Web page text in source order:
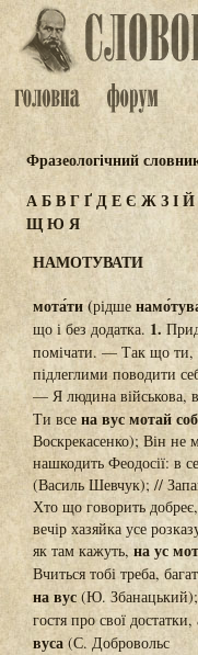
Фразеологічний
АБВГҐДЕЄ ЖЗІЙ
ЩЮ Я
НАМОТУВАТИ
мота́ти (рідше
що і без додатка. 1.
помічати. — Так що ти,
підлеглими поводити
— Я людина військова,
Ти все на вус мотай
Воскрекасенко); Він не
нашкодить Феодосії: в
(Василь Шевчук); //
Хто що говорить
вечір хазяйка усе
як там кажуть,на ус
Вчиться тобі треба,
на вус(Ю. Збанацький);
гостя про свої
вуса (С. Добровольс